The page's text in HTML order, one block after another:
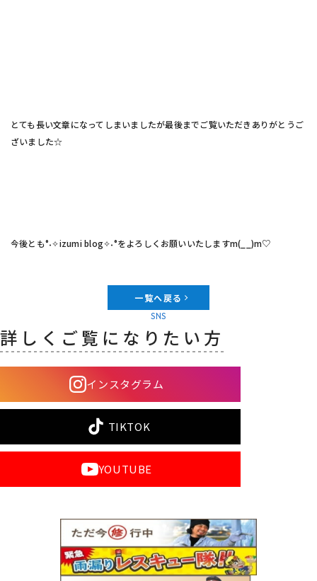
とても長い文章になってしまいましたが最後までご覧いただきありがとうご
ざいました☆
今後とも°˖✧izumi blog✧˖°をよろしくお願いいたしますm(__)m♡
一覧へ戻る
SNS
詳しくご覧になりたい方
インスタグラム
TIKTOK
YOUTUBE